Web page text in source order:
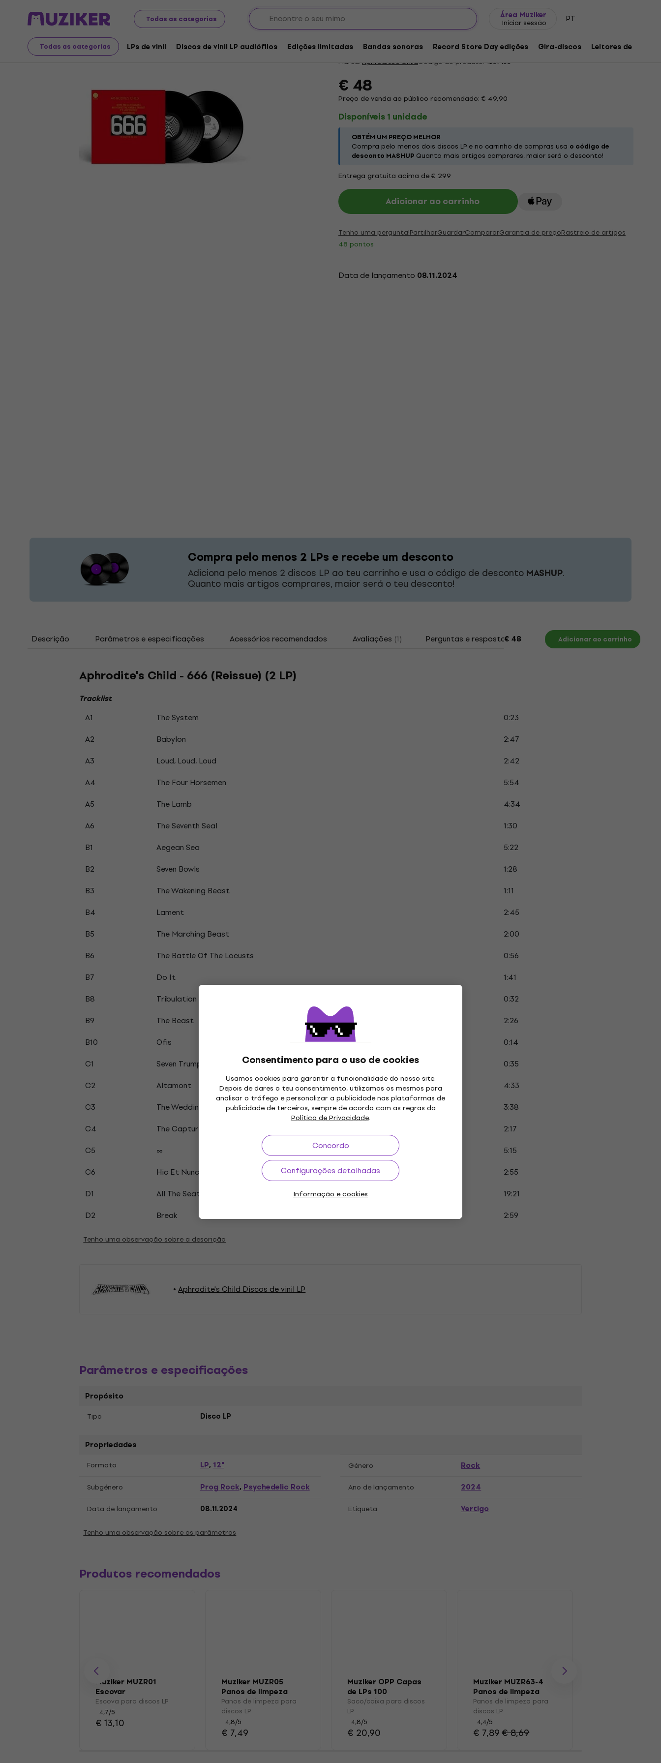
Todas as categorias
Área Muziker
Iniciar sessão PT
Todas as categorias LPs de vinil Discos de vinil LP audiófilos Edições limitadas Bandas sonoras Record Store Day edições Gira-discos Leitores de música
Consentimento para o uso de cookies
Usamos cookies para garantir a funcionalidade do nosso site.
Depois de dares o teu consentimento, utilizamos os mesmos para
analisar o tráfego e personalizar a publicidade nas plataformas de
publicidade de terceiros, sempre de acordo com as regras da
Política de Privacidade.
Concordo
Configurações detalhadas
Informação e cookies
Discos LP e CDs LPs de vinil
Aphrodite's Child - 666 (Reissue) (2 LP)
5/5 1 x avaliado
Marca:Aphrodite's ChildCódigo do produto: 1257165
€ 48
Preço de venda ao público recomendado: € 49,90
Disponíveis 1 unidade
OBTÉM UM PREÇO MELHOR
Compra pelo menos dois discos LP e no carrinho de compras usa o código de
desconto MASHUP Quanto mais artigos comprares, maior será o desconto!
Entrega gratuita acima de € 299
Adicionar ao carrinho
Tenho uma pergunta!PartilharGuardarCompararGarantia de preçoRastreio de artigos
48 pontos
Data de lançamento 08.11.2024
Compra pelo menos 2 LPs e recebe um desconto
Adiciona pelo menos 2 discos LP ao teu carrinho e usa o código de desconto MASHUP.
Quanto mais artigos comprares, maior será o teu desconto!
Descrição Parâmetros e especificações Acessórios recomendados Avaliações (1) Perguntas e respostas Documentos
€ 48 Adicionar ao carrinho
Aphrodite's Child - 666 (Reissue) (2 LP)
Tracklist
A1 The System
0:23
A2
Babylon
2:47
A3
Loud, Loud, Loud
2:42
A4
The Four Horsemen
5:54
A5
The Lamb
4:34
A6
The Seventh Seal
1:30
B1
Aegean Sea
5:22
B2
Seven Bowls
1:28
B3
The Wakening Beast
1:11
B4
Lament
2:45
B5
The Marching Beast
2:00
B6
The Battle Of The Locusts
0:56
B7
Do It
1:41
B8
Tribulation
0:32
B9
The Beast
2:26
B10
Ofis
0:14
C1
Seven Trumpets
0:35
C2
Altamont
4:33
C3
The Wedding Of The Lamb
3:38
C4
The Capture Of The Beast
2:17
C5
∞
5:15
C6
Hic Et Nunc
2:55
D1
All The Seats Were Occupied
19:21
D2
Break 2:59
Tenho uma observação sobre a descrição
Aphrodite's Child Discos de vinil LP
Parâmetros e especificações
Propósito
Tipo Disco LP
Propriedades
Formato LP,12" Género Rock
Subgénero Prog Rock,Psychedelic Rock Ano de lançamento 2024
Data de lançamento 08.11.2024 Etiqueta Vertigo
Tenho uma observação sobre os parâmetros
Produtos recomendados
Muziker MUZR01
Escovar
Escova para discos LP
4,7/5
€ 13,10
Muziker MUZR05
Panos de limpeza
para discos LP
Panos de limpeza para
discos LP
4,8/5
€ 7,49
Muziker OPP Capas
de LPs 100
Saco/caixa para discos
LP
4,8/5
€ 20,90
Muziker MUZR63-4
Panos de limpeza
para discos LP
Panos de limpeza para
discos LP
4,4/5
€ 7,89€ 8,69